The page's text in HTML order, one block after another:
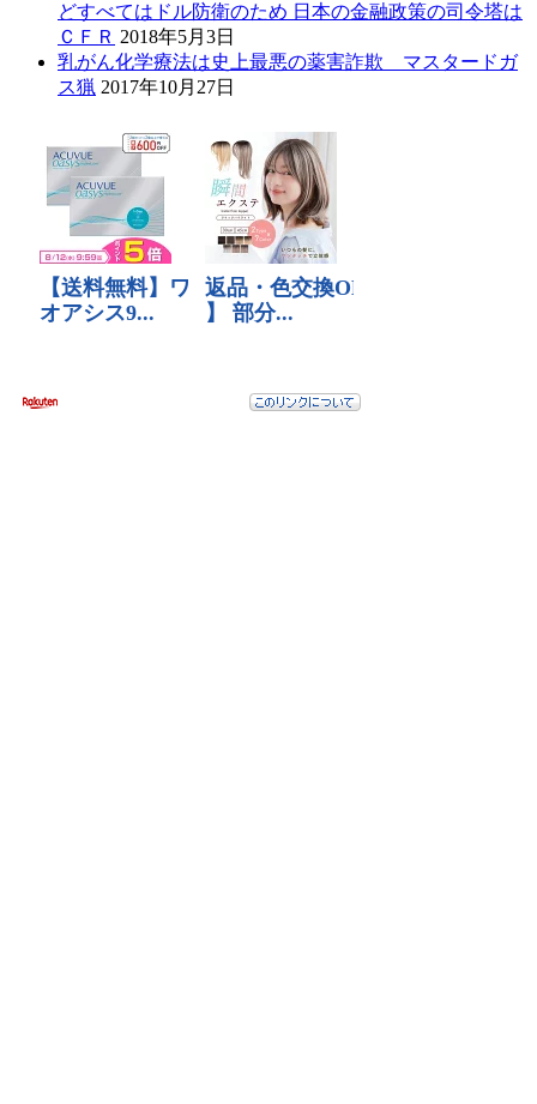
どすべてはドル防衛のため 日本の金融政策の司令塔は
ＣＦＲ 2018年5月3日
乳がん化学療法は史上最悪の薬害詐欺 マスタードガ
ス猟 2017年10月27日